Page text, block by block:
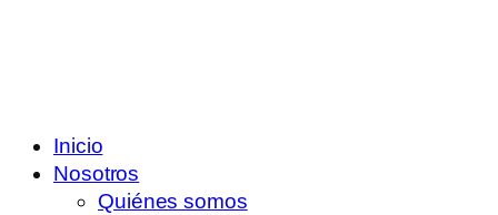
Inicio
Nosotros
Quiénes somos